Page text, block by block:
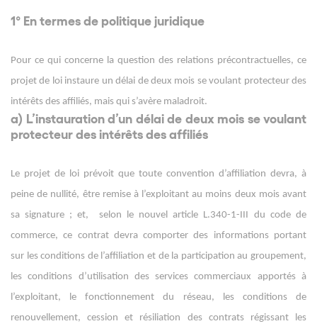
1° En termes de politique juridique
Pour ce qui concerne la question des relations précontractuelles, ce
projet de loi instaure un délai de deux mois se voulant protecteur des
intérêts des affiliés, mais qui s’avère maladroit.
a) L’instauration d’un délai de deux mois se voulant
protecteur des intérêts des affiliés
Le projet de loi prévoit que toute convention d’affiliation devra, à
peine de nullité, être remise à l’exploitant au moins deux mois avant
sa signature ; et, selon le nouvel article L.340-1-III du code de
commerce, ce contrat devra comporter des informations portant
sur les conditions de l’affiliation et de la participation au groupement,
les conditions d’utilisation des services commerciaux apportés à
l’exploitant, le fonctionnement du réseau, les conditions de
renouvellement, cession et résiliation des contrats régissant les